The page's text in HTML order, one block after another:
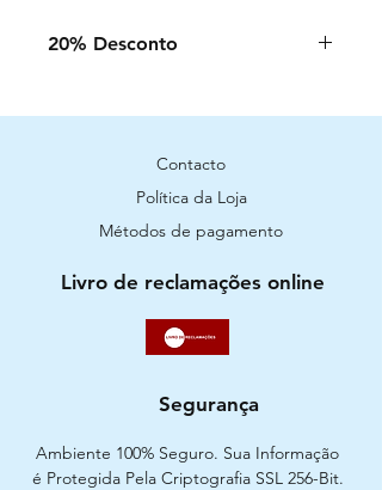
20% Desconto
Contacto
Política da Loja
Métodos de pagamento
Livro de reclamações online
Segurança
Ambiente 100% Seguro. Sua Informação
é Protegida Pela Criptografia SSL 256-Bit.